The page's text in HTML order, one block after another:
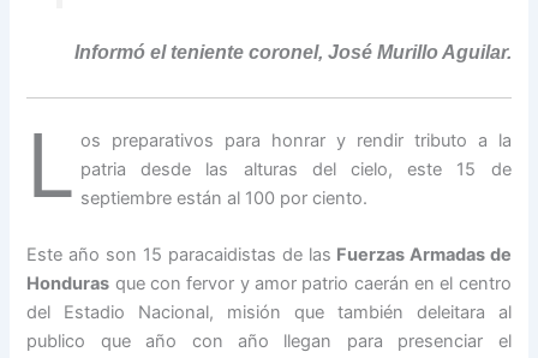
Informó el teniente coronel, José Murillo Aguilar.
L os preparativos para honrar y rendir tributo a la
patria desde las alturas del cielo, este 15 de
septiembre están al 100 por ciento.
Este año son 15 paracaidistas de las Fuerzas Armadas de
Honduras que con fervor y amor patrio caerán en el centro
del Estadio Nacional, misión que también deleitara al
publico que año con año llegan para presenciar el